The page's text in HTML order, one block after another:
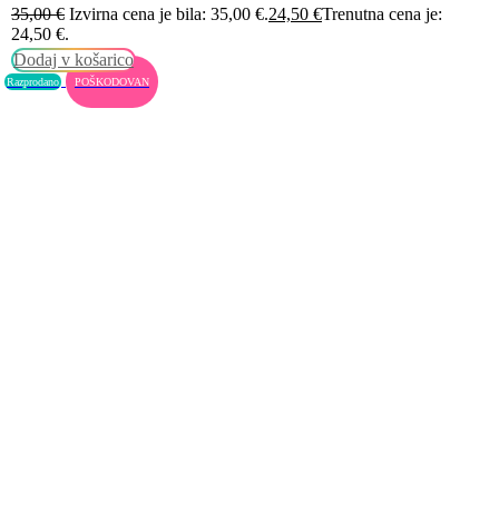
35,00€ Izvirna cena je bila: 35,00 €.24,50 €Trenutna cena je:
24,50 €.
Dodaj v košarico
Razprodano POŠKODOVAN